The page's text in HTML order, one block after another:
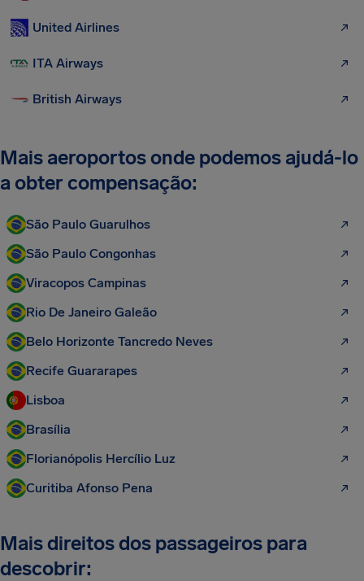
United Airlines
ITA Airways
British Airways
Mais aeroportos onde podemos ajudá-lo
a obter compensação:
São Paulo Guarulhos
São Paulo Congonhas
Viracopos Campinas
Rio De Janeiro Galeão
Belo Horizonte Tancredo Neves
Recife Guararapes
Lisboa
Brasília
Florianópolis Hercílio Luz
Curitiba Afonso Pena
Mais direitos dos passageiros para
descobrir: